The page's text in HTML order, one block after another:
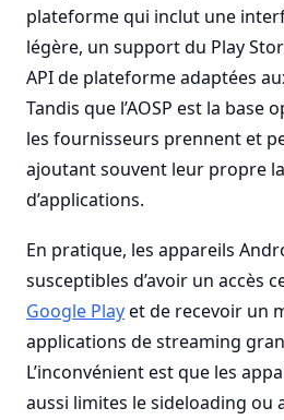
plateforme qui inclut une
légère, un support du Play
API de plateforme adaptées
Tandis que l’AOSP est la base
les fournisseurs prennent et
ajoutant souvent leur propre
d’applications.
En pratique, les appareils
susceptibles d’avoir un accès
Google Playet de recevoir un
applications de streaming
L’inconvénient est que les
aussi limites le sideloading ou